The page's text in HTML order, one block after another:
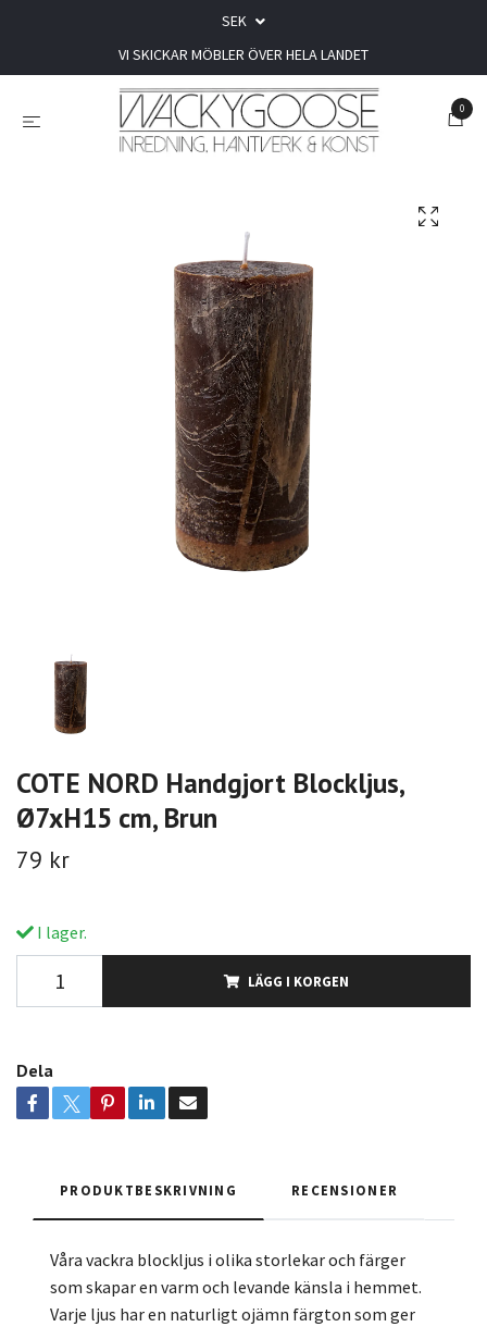
SEK
VI SKICKAR MÖBLER ÖVER HELA LANDET
0
COTE NORD Handgjort Blockljus,
Ø7xH15 cm, Brun
79 kr
I lager.
LÄGG I KORGEN
Dela
PRODUKTBESKRIVNING RECENSIONER
Våra vackra blockljus i olika storlekar och färger
som skapar en varm och levande känsla i hemmet.
Varje ljus har en naturligt ojämn färgton som ger